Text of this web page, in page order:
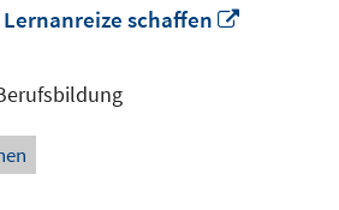
schaffen